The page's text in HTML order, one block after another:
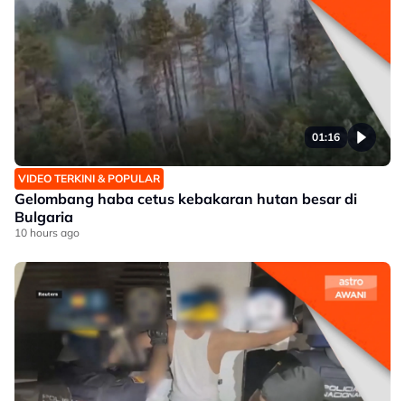
01:16
VIDEO TERKINI & POPULAR
Gelombang haba cetus kebakaran hutan besar di
Bulgaria
10 hours ago